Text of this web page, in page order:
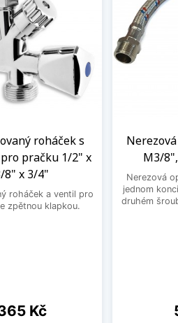
roháček s
pračku 1/2" x
8" x 3/4"
roháček a ventil pro
zpětnou klapkou.
Kč
M3/
Nerezová
jednom
druhém